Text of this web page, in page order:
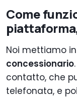
Come
Noi mettiamo
concessionario
contatto, che
telefonata, e